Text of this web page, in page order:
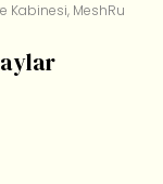
Kabinesi, MeshRu